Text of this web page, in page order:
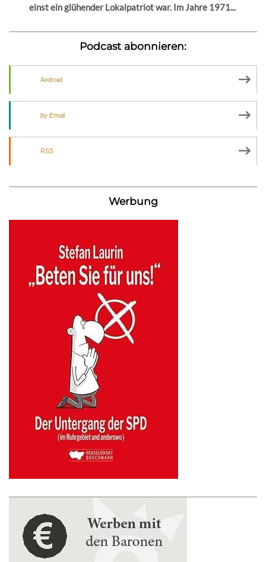
einst ein glühender Lokalpatriot war. Im Jahre 1971...
Podcast abonnieren:
Android
by Email
RSS
Werbung